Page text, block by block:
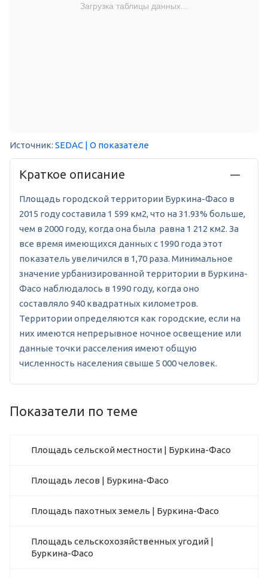
Загрузка таблицы данных...
Источник: SEDAC | О показателе
Краткое описание
Площадь городской территории Буркина-Фасо в
2015 году составила 1 599 км2, что на 31.93% больше,
чем в 2000 году, когда она была равна 1 212 км2. За
все время имеющихся данных с 1990 года этот
показатель увеличился в 1,70 раза. Минимальное
значение урбанизированной территории в Буркина-
Фасо наблюдалось в 1990 году, когда оно
составляло 940 квадратных километров.
Территории определяются как городские, если на
них имеются непрерывное ночное освещение или
данные точки расселения имеют общую
численность населения свыше 5 000 человек.
Показатели по теме
Площадь сельской местности | Буркина-Фасо
Площадь лесов | Буркина-Фасо
Площадь пахотных земель | Буркина-Фасо
Площадь сельскохозяйственных угодий |
Буркина-Фасо